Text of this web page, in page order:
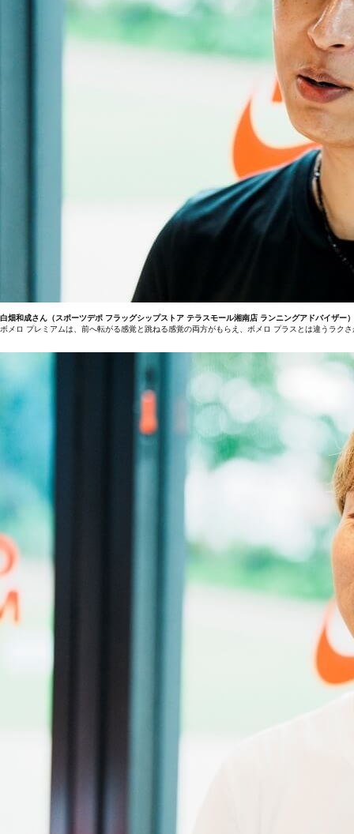
白畑和成さん（スポーツデポ フラッグシップストア テラスモール湘南店 ランニングアドバイザー
ボメロ プレミアムは、前へ転がる感覚と跳ねる感覚の両方がもらえ、ボメロ プラスとは違うラ